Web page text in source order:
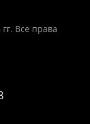
Все права